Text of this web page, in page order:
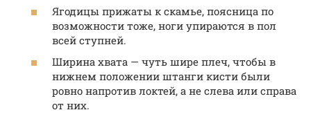
Ягодицы прижаты к скамье, поясница по
возможности тоже, ноги упираются в пол
всей ступней.
Ширина хвата — чуть шире плеч, чтобы в
нижнем положении штанги кисти были
ровно напротив локтей, а не слева или справа
от них.